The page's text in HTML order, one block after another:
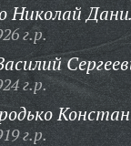
Николай
г.р.
г.р.
г.р.